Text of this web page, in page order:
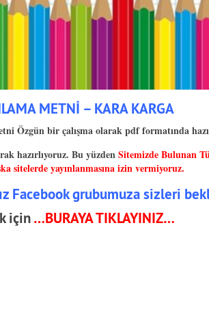
METNİ – KARA KARGA
Özgün bir çalışma olarak pdf formatında
hazırlıyoruz. Bu yüzdenSitemizde Bulunan
sitelerde yayınlanmasına izin vermiyoruz.
Facebook grubumuza sizleri
için…BURAYA TIKLAYINIZ…